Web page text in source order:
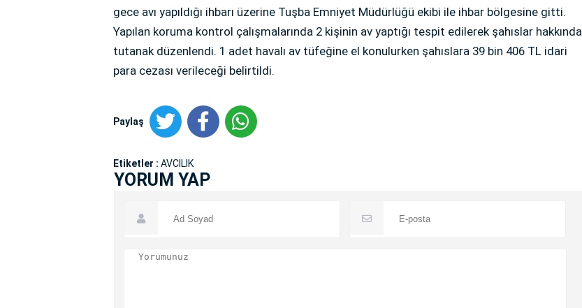
gece avı yapıldığı ihbarı üzerine Tuşba Emniyet Müdürlüğü ekibi ile ihbar bölgesine gitti.
Yapılan koruma kontrol çalışmalarında 2 kişinin av yaptığı tespit edilerek şahıslar hakkında
tutanak düzenlendi. 1 adet havalı av tüfeğine el konulurken şahıslara 39 bin 406 TL idari
para cezası verileceği belirtildi.
Paylaş
Etiketler : AVCILIK
YORUM YAP